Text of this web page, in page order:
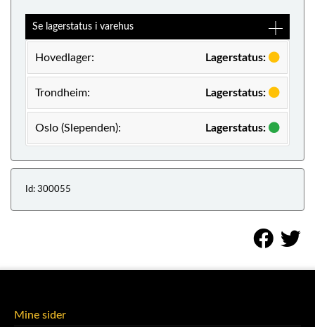
Se lagerstatus i varehus
Hovedlager: Lagerstatus:
Trondheim: Lagerstatus:
Oslo (Slependen): Lagerstatus:
Id: 300055
Mine sider